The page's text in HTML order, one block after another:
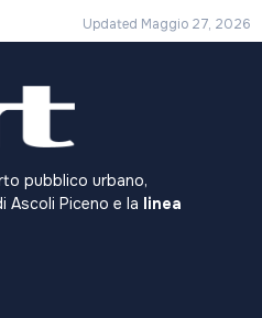
Updated Maggio 27, 2026
pubblico urbano,
Ascoli Piceno e la linea